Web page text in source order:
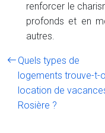
renforcer le
profonds et en
autres.
Quels types de
logements trouve-t-
location de
Rosière ?